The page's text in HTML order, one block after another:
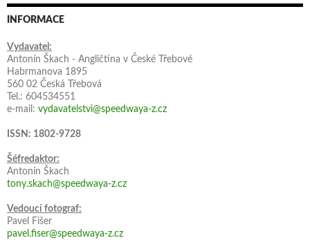
INFORMACE
Vydavatel:
Antonín Škach - Angličtina v České Třebové
Habrmanova 1895
560 02 Česká Třebová
Tel.: 604534551
e-mail: vydavatelstvi@speedwaya-z.cz
ISSN: 1802-9728
Šéfredaktor:
Antonín Škach
tony.skach@speedwaya-z.cz
Vedoucí fotograf:
Pavel Fišer
pavel.fiser@speedwaya-z.cz